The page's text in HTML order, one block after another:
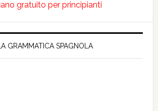
LA GRAMMATICA SPAGNOLA